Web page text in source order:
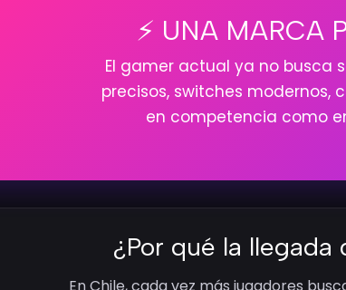
⚡ UNA MARCA
El gamer actual ya no busca
precisos, switches
en competencia como
¿Por qué la llegada
En Chile, cada vez más jugadores